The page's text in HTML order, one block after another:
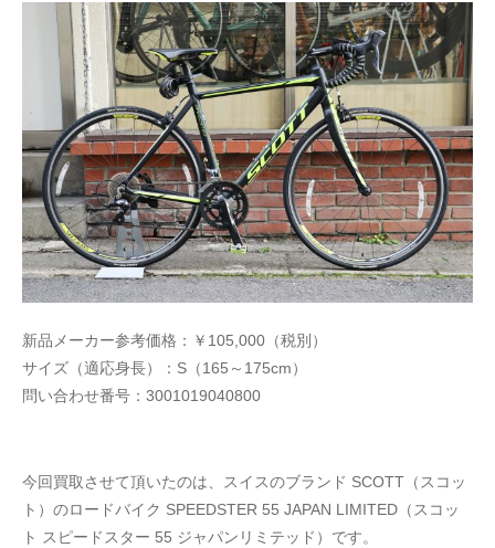
新品メーカー参考価格：￥105,000（税別）
サイズ（適応身長）：S（165～175cm）
問い合わせ番号：3001019040800
今回買取させて頂いたのは、スイスのブランド SCOTT（スコッ
ト）のロードバイク SPEEDSTER 55 JAPAN LIMITED（スコッ
ト スピードスター 55 ジャパンリミテッド）です。